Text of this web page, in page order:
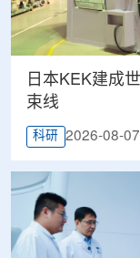
日本KEK建成
束线
科研 2026-08-07